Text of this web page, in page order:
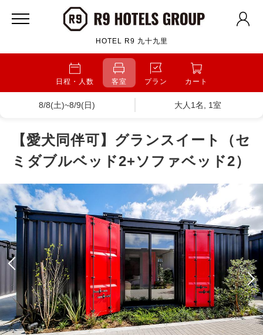
HOTEL R9 九十九里
日程・人数 客室 プラン カート
8/8(土)~8/9(日) 大人1名, 1室
【愛犬同伴可】グランスイート（セ
ミダブルベッド2+ソファベッド2）